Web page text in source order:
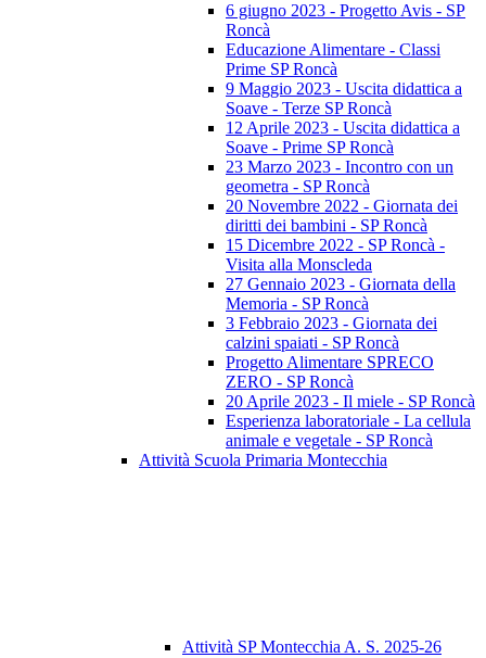
6 giugno 2023 - Progetto Avis - SP
Roncà
Educazione Alimentare - Classi
Prime SP Roncà
9 Maggio 2023 - Uscita didattica a
Soave - Terze SP Roncà
12 Aprile 2023 - Uscita didattica a
Soave - Prime SP Roncà
23 Marzo 2023 - Incontro con un
geometra - SP Roncà
20 Novembre 2022 - Giornata dei
diritti dei bambini - SP Roncà
15 Dicembre 2022 - SP Roncà -
Visita alla Monscleda
27 Gennaio 2023 - Giornata della
Memoria - SP Roncà
3 Febbraio 2023 - Giornata dei
calzini spaiati - SP Roncà
Progetto Alimentare SPRECO
ZERO - SP Roncà
20 Aprile 2023 - Il miele - SP Roncà
Esperienza laboratoriale - La cellula
animale e vegetale - SP Roncà
Attività Scuola Primaria Montecchia
Attività SP Montecchia A. S. 2025-26